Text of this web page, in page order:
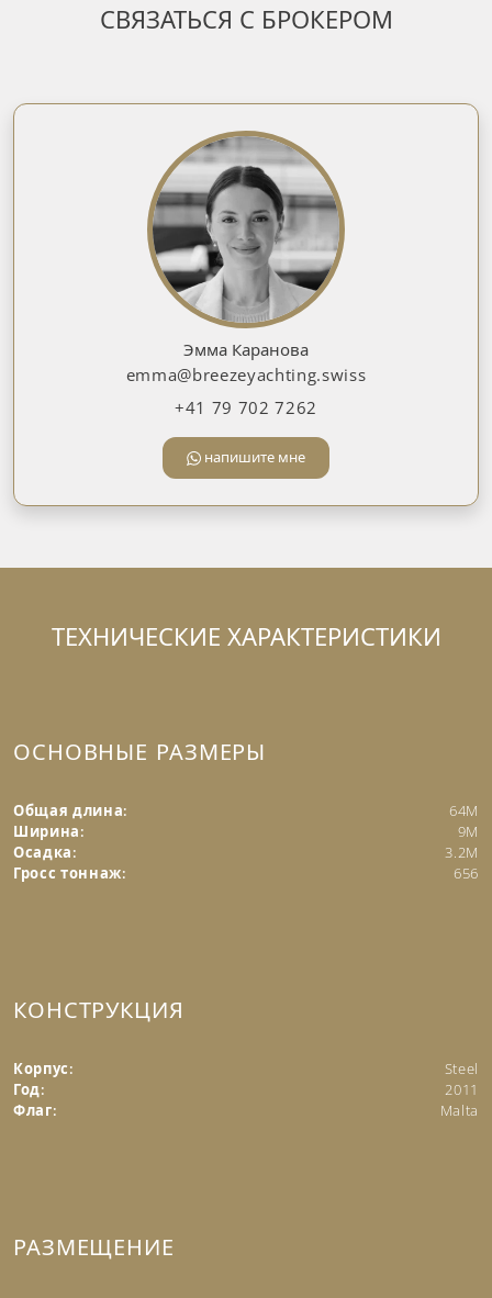
СВЯЗАТЬСЯ С БРОКЕРОМ
Эмма Каранова
emma@breezeyachting.swiss
+41 79 702 7262
напишите мне
ТЕХНИЧЕСКИЕ ХАРАКТЕРИСТИКИ
ОСНОВНЫЕ РАЗМЕРЫ
Общая длина:
64M
Ширина:
9M
Осадка:
3.2M
Гросс тоннаж:
656
КОНСТРУКЦИЯ
Корпус:
Steel
Год:
2011
Флаг:
Malta
РАЗМЕЩЕНИЕ